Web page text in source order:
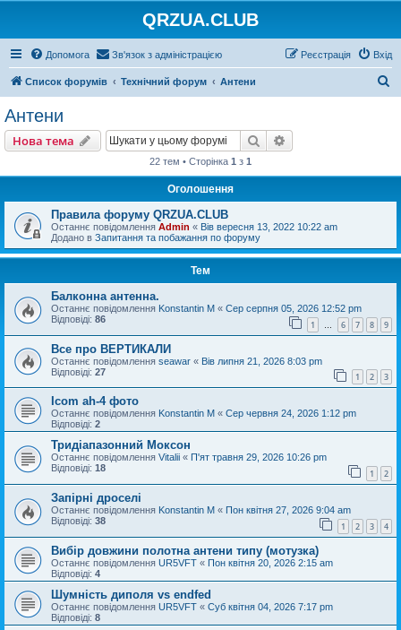
QRZUA.CLUB
Допомога Зв'язок з адміністрацією Вхід
Реєстрація
Список форумів Технічний форум Антени
Антени
Нова тема Пошук
22 тем • Сторінка 1 з 1
Оголошення
Правила форуму QRZUA.CLUB
Останнє повідомлення Admin « Вів вересня 13, 2022 10:22 am
Додано в Запитання та побажання по форуму
Тем
Балконна антенна.
Останнє повідомлення Konstantin M « Сер серпня 05, 2026 12:52 pm
Відповіді: 86 1 … 6 7 8 9
Все про ВЕРТИКАЛИ
Останнє повідомлення seawar « Вів липня 21, 2026 8:03 pm
Відповіді: 27 1 2 3
Icom ah-4 фото
Останнє повідомлення Konstantin M « Сер червня 24, 2026 1:12 pm
Відповіді: 2
Тридіапазонний Моксон
Останнє повідомлення Vitalii « П'ят травня 29, 2026 10:26 pm
Відповіді: 18 1 2
Запірні дроселі
Останнє повідомлення Konstantin M « Пон квітня 27, 2026 9:04 am
Відповіді: 38 1 2 3 4
Вибір довжини полотна антени типу (мотузка)
Останнє повідомлення UR5VFT « Пон квітня 20, 2026 2:15 am
Відповіді: 4
Шумність диполя vs endfed
Останнє повідомлення UR5VFT « Суб квітня 04, 2026 7:17 pm
Відповіді: 8